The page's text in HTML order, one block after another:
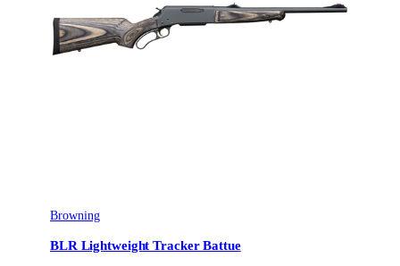
Browning
BLR Lightweight Tracker Battue